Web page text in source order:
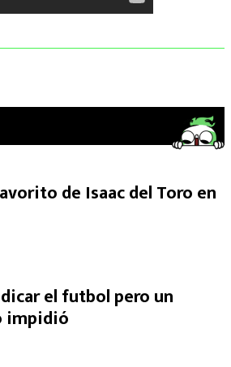
de Isaac del Toro en
el futbol pero un
impidió